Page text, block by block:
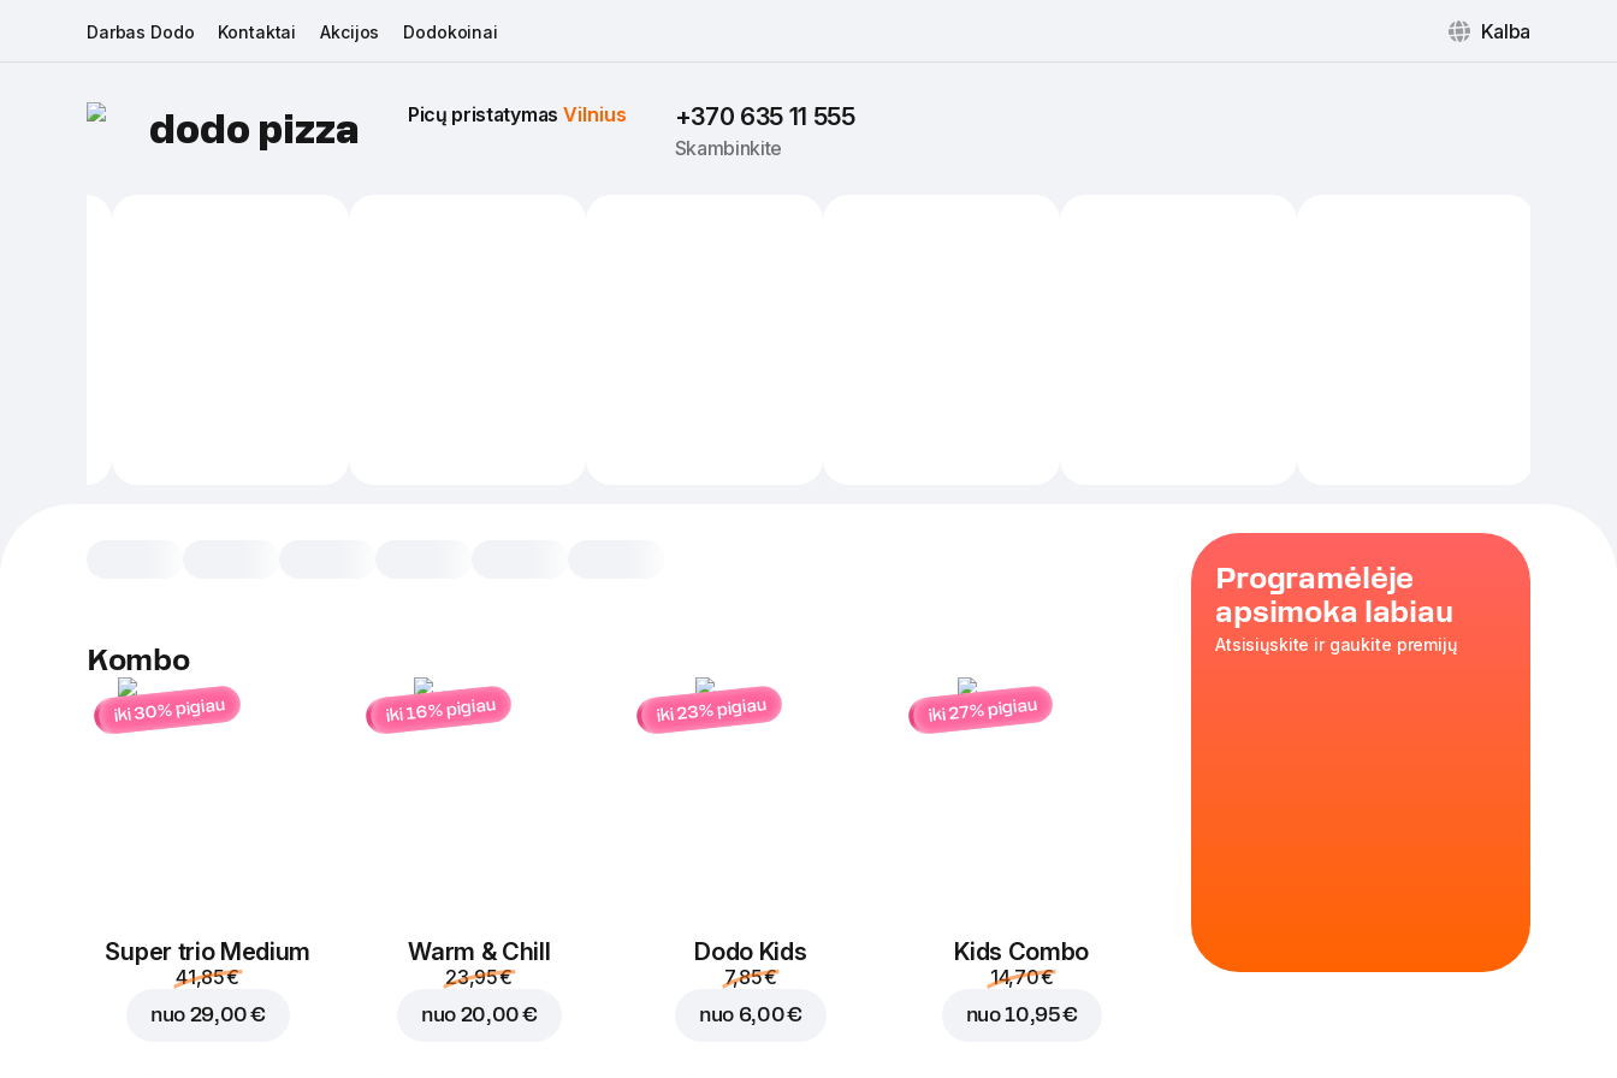
Darbas Dodo Kontaktai Akcijos Dodokoinai Kalba
dodo pizza Picų pristatymas Vilnius +370 635 11 555
Skambinkite
Programėlėje
apsimoka labiau
Atsisiųskite ir gaukite premijų
Warm & Chill
Tiems, kurie vertina klasiką su gausesniu
skoniu – pomidorų padažas, daugiau
mocarelos sūrio, kumpis ir dviguba
pievagrybių porcija.
Kombo
iki 30% pigiau
Super trio Medium
41,85 €
nuo 29,00 €
iki 16% pigiau
Warm & Chill
23,95 €
nuo 20,00 €
iki 23% pigiau
Dodo Kids
7,85 €
nuo 6,00 €
iki 27% pigiau
Kids Combo
14,70 €
nuo10,95 €